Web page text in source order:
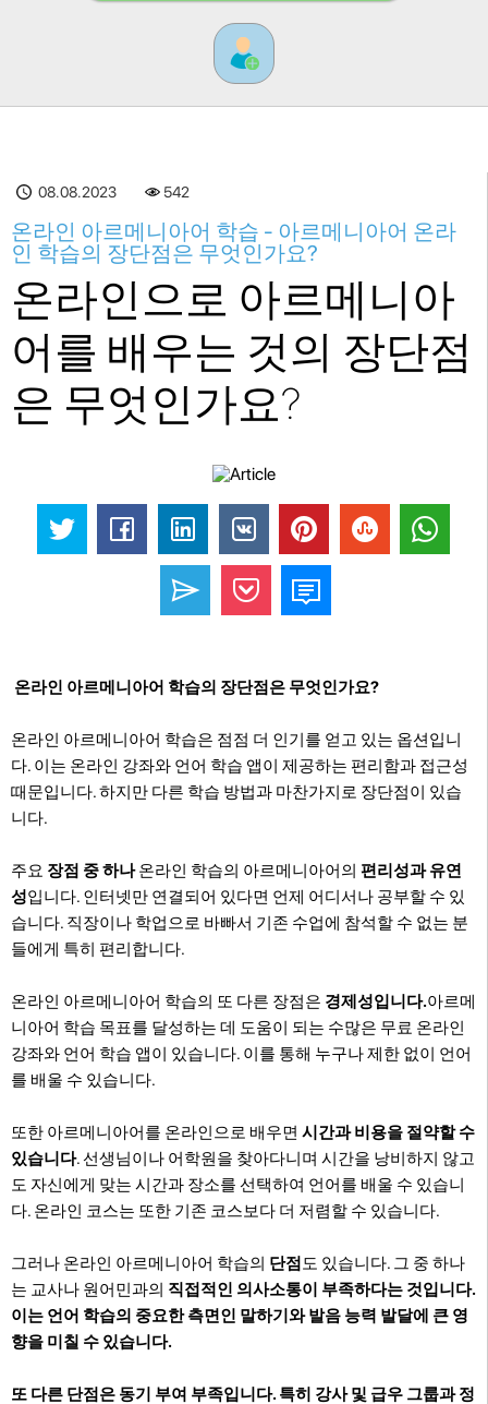
08.08.2023 542
온라인 아르메니아어 학습 - 아르메니아어 온라
인 학습의 장단점은 무엇인가요?
온라인으로 아르메니아
어를 배우는 것의 장단점
은 무엇인가요?
온라인 아르메니아어 학습의 장단점은 무엇인가요?
온라인 아르메니아어 학습은 점점 더 인기를 얻고 있는 옵션입니
다. 이는 온라인 강좌와 언어 학습 앱이 제공하는 편리함과 접근성
때문입니다. 하지만 다른 학습 방법과 마찬가지로 장단점이 있습
니다.
주요 장점 중 하나온라인 학습의 아르메니아어의 편리성과 유연
성입니다. 인터넷만 연결되어 있다면 언제 어디서나 공부할 수 있
습니다. 직장이나 학업으로 바빠서 기존 수업에 참석할 수 없는 분
들에게 특히 편리합니다.
온라인 아르메니아어 학습의 또 다른 장점은 경제성입니다.아르메
니아어 학습 목표를 달성하는 데 도움이 되는 수많은 무료 온라인
강좌와 언어 학습 앱이 있습니다. 이를 통해 누구나 제한 없이 언어
를 배울 수 있습니다.
또한 아르메니아어를 온라인으로 배우면 시간과 비용을 절약할 수
있습니다. 선생님이나 어학원을 찾아다니며 시간을 낭비하지 않고
도 자신에게 맞는 시간과 장소를 선택하여 언어를 배울 수 있습니
다. 온라인 코스는 또한 기존 코스보다 더 저렴할 수 있습니다.
그러나 온라인 아르메니아어 학습의 단점 도 있습니다. 그 중 하나
는 교사나 원어민과의 직접적인 의사소통이 부족하다는 것입니다.
이는 언어 학습의 중요한 측면인 말하기와 발음 능력 발달에 큰 영
향을 미칠 수 있습니다.
또 다른 단점은 동기 부여 부족입니다. 특히 강사 및 급우 그룹과 정